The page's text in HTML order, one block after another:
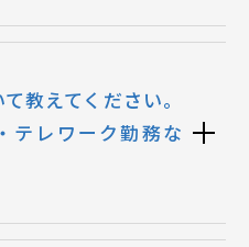
教えてください。
テレワーク勤務な